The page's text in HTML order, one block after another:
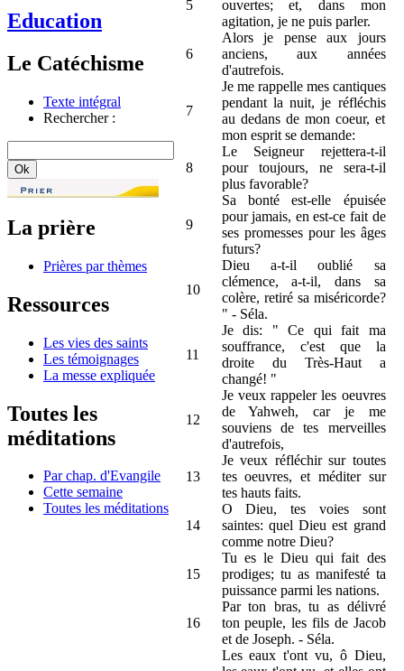
Education
Le Catéchisme
Texte intégral
Rechercher :
La prière
Prières par thèmes
Ressources
Les vies des saints
Les témoignages
La messe expliquée
Toutes les
méditations
Par chap. d'Evangile
Cette semaine
Toutes les méditations
5
ouvertes; et, dans mon
agitation, je ne puis parler.
6
Alors je pense aux jours
anciens, aux années
d'autrefois.
7
Je me rappelle mes cantiques
pendant la nuit, je réfléchis
au dedans de mon coeur, et
mon esprit se demande:
8
Le Seigneur rejettera-t-il
pour toujours, ne sera-t-il
plus favorable?
9
Sa bonté est-elle épuisée
pour jamais, en est-ce fait de
ses promesses pour les âges
futurs?
10
Dieu a-t-il oublié sa
clémence, a-t-il, dans sa
colère, retiré sa miséricorde?
" - Séla.
11
Je dis: " Ce qui fait ma
souffrance, c'est que la
droite du Très-Haut a
changé! "
12
Je veux rappeler les oeuvres
de Yahweh, car je me
souviens de tes merveilles
d'autrefois,
13
Je veux réfléchir sur toutes
tes oeuvres, et méditer sur
tes hauts faits.
14
O Dieu, tes voies sont
saintes: quel Dieu est grand
comme notre Dieu?
15
Tu es le Dieu qui fait des
prodiges; tu as manifesté ta
puissance parmi les nations.
16
Par ton bras, tu as délivré
ton peuple, les fils de Jacob
et de Joseph. - Séla.
Les eaux t'ont vu, ô Dieu,